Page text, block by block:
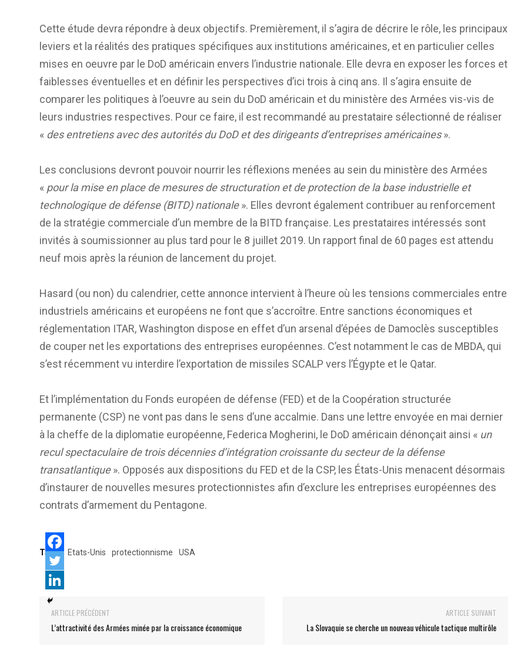
Cette étude devra répondre à deux objectifs. Premièrement, il s’agira de décrire le rôle, les principaux
leviers et la réalités des pratiques spécifiques aux institutions américaines, et en particulier celles
mises en oeuvre par le DoD américain envers l’industrie nationale. Elle devra en exposer les forces et
faiblesses éventuelles et en définir les perspectives d’ici trois à cinq ans. Il s’agira ensuite de
comparer les politiques à l’oeuvre au sein du DoD américain et du ministère des Armées vis-vis de
leurs industries respectives. Pour ce faire, il est recommandé au prestataire sélectionné de réaliser
« des entretiens avec des autorités du DoD et des dirigeants d’entreprises américaines».
Les conclusions devront pouvoir nourrir les réflexions menées au sein du ministère des Armées
« pour la mise en place de mesures de structuration et de protection de la base industrielle et
technologique de défense (BITD) nationale». Elles devront également contribuer au renforcement
de la stratégie commerciale d’un membre de la BITD française. Les prestataires intéressés sont
invités à soumissionner au plus tard pour le 8 juillet 2019. Un rapport final de 60 pages est attendu
neuf mois après la réunion de lancement du projet.
Hasard (ou non) du calendrier, cette annonce intervient à l’heure où les tensions commerciales entre
industriels américains et européens ne font que s’accroître. Entre sanctions économiques et
réglementation ITAR, Washington dispose en effet d’un arsenal d’épées de Damoclès susceptibles
de couper net les exportations des entreprises européennes. C’est notamment le cas de MBDA, qui
s’est récemment vu interdire l’exportation de missiles SCALP vers l’Égypte et le Qatar.
Et l’implémentation du Fonds européen de défense (FED) et de la Coopération structurée
permanente (CSP) ne vont pas dans le sens d’une accalmie. Dans une lettre envoyée en mai dernier
à la cheffe de la diplomatie européenne, Federica Mogherini, le DoD américain dénonçait ainsi « un
recul spectaculaire de trois décennies d’intégration croissante du secteur de la défense
transatlantique». Opposés aux dispositions du FED et de la CSP, les États-Unis menacent désormais
d’instaurer de nouvelles mesures protectionnistes afin d’exclure les entreprises européennes des
contrats d’armement du Pentagone.
Tags: Etats-Unis protectionnisme USA
ARTICLE PRÉCÉDENT
L’attractivité des Armées minée par la croissance économique
ARTICLE SUIVANT
La Slovaquie se cherche un nouveau véhicule tactique multirôle